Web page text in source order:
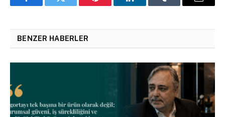
FacebookTwitter Pinterest LinkedInTumblr Email
BENZER HABERLER